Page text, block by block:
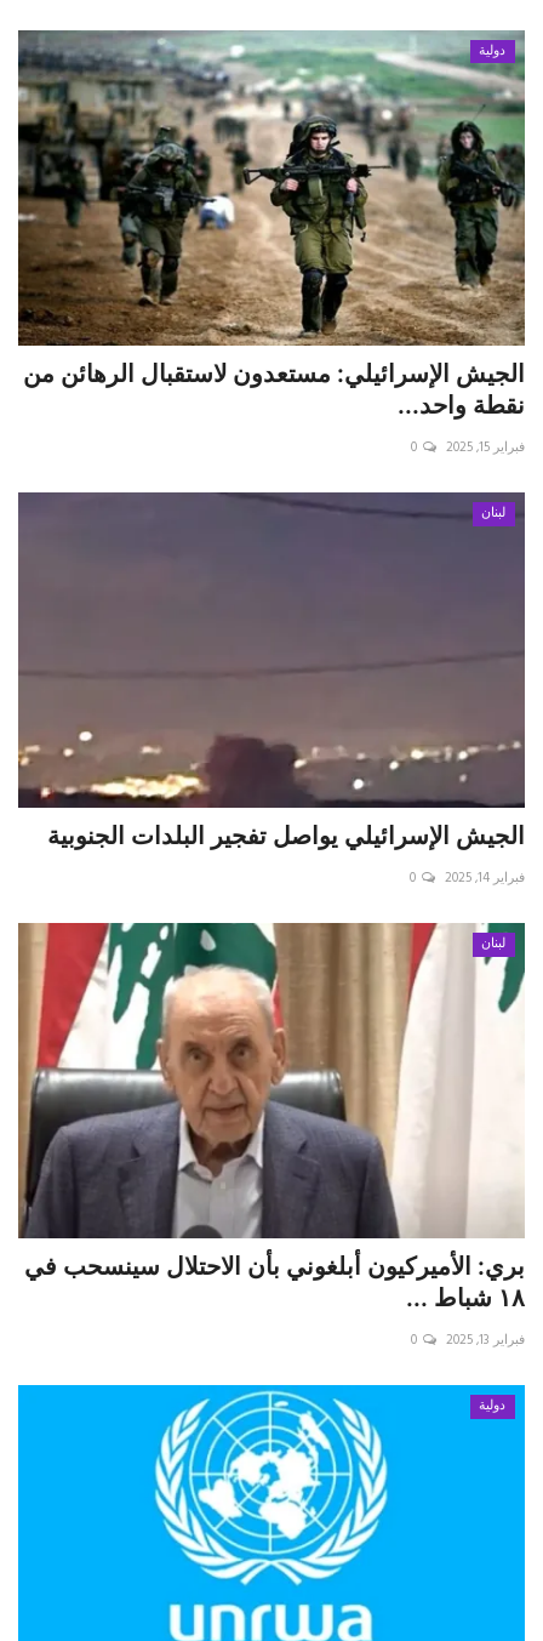
دولية
الجيش الإسرائيلي: مستعدون لاستقبال الرهائن من
نقطة واحد...
فبراير 15, 2025 0
لبنان
الجيش الإسرائيلي يواصل تفجير البلدات الجنوبية
فبراير 14, 2025 0
لبنان
بري: الأميركيون أبلغوني بأن الاحتلال سينسحب في
١٨ شباط ...
فبراير 13, 2025 0
دولية